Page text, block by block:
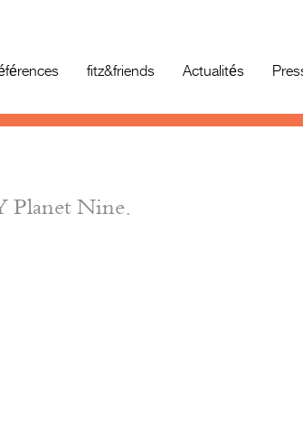
fitz&friends Actualités
Planet Nine.